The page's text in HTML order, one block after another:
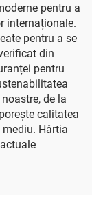
pentru a
internaționale.
pentru a se
din
pentru
de la
calitatea
Hârtia